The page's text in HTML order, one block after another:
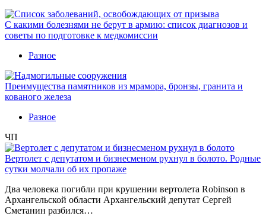
С какими болезнями не берут в армию: список диагнозов и
советы по подготовке к медкомиссии
Разное
Преимущества памятников из мрамора, бронзы, гранита и
кованого железа
Разное
ЧП
Вертолет с депутатом и бизнесменом рухнул в болото. Родные
сутки молчали об их пропаже
Два человека погибли при крушении вертолета Robinson в
Архангельской области Архангельский депутат Сергей
Сметанин разбился…